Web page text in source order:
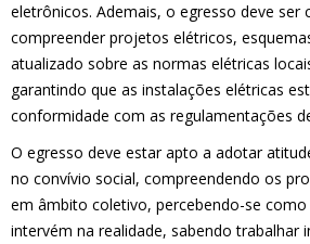
eletrônicos. Ademais, o egresso deve ser
compreender projetos elétricos,
atualizado sobre as normas elétricas
garantindo que as instalações elétricas
conformidade com as regulamentações
O egresso deve estar apto a adotar
no convívio social, compreendendo os
em âmbito coletivo, percebendo-se como
intervém na realidade, sabendo trabalhar